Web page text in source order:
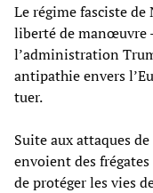
Le régime fasciste
liberté de manœuvre
l’administration
antipathie envers
tuer.
Suite aux attaques
envoient des
de protéger les vies